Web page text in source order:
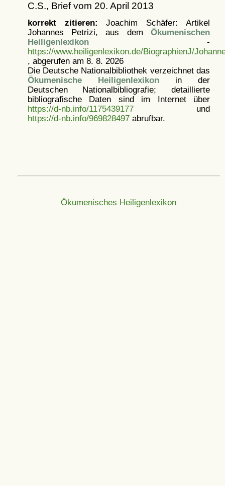
C.S., Brief vom 20. April 2013
korrekt zitieren: Joachim Schäfer: Artikel
Johannes Petrizi, aus dem Ökumenischen
Heiligenlexikon-
https://www.heiligenlexikon.de/BiographienJ/
, abgerufen am 8. 8. 2026
Die Deutsche Nationalbibliothek verzeichnet das
Ökumenische Heiligenlexikonin der
Deutschen Nationalbibliografie; detaillierte
bibliografische Daten sind im Internet über
https://d-nb.info/1175439177und
https://d-nb.info/969828497abrufbar.
Ökumenisches Heiligenlexikon